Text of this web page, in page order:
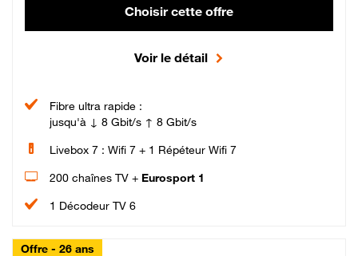
Choisir cette offre
Voir le détail
Fibre ultra rapide :
jusqu'à ↓ 8 Gbit/s ↑ 8 Gbit/s
Livebox 7 : Wifi 7 + 1 Répéteur Wifi 7
200 chaînes TV + Eurosport 1
1 Décodeur TV 6
Offre - 26 ans